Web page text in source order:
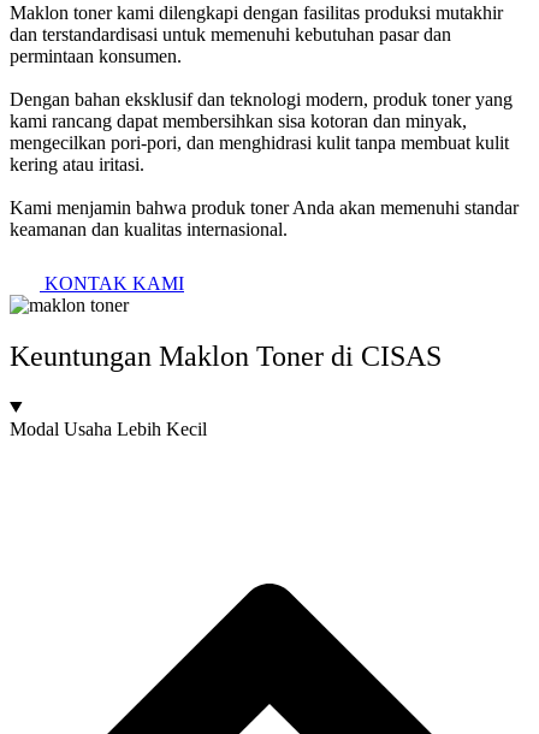
Maklon toner kami dilengkapi dengan fasilitas produksi mutakhir
dan terstandardisasi untuk memenuhi kebutuhan pasar dan
permintaan konsumen.
Dengan bahan eksklusif dan teknologi modern, produk toner yang
kami rancang dapat membersihkan sisa kotoran dan minyak,
mengecilkan pori-pori, dan menghidrasi kulit tanpa membuat kulit
kering atau iritasi.
Kami menjamin bahwa produk toner Anda akan memenuhi standar
keamanan dan kualitas internasional.
KONTAK KAMI
Keuntungan Maklon Toner di CISAS
Modal Usaha Lebih Kecil